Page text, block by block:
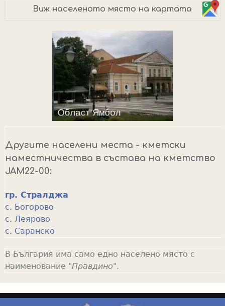
Виж населеното място на картата
Другите населени места - кметски
наместничества в състава на кметство
JAM22-00:
гр. Стралджа
с. Богорово
с. Леярово
с. Саранско
В България има само едно населено място с
наименование "Правдино".